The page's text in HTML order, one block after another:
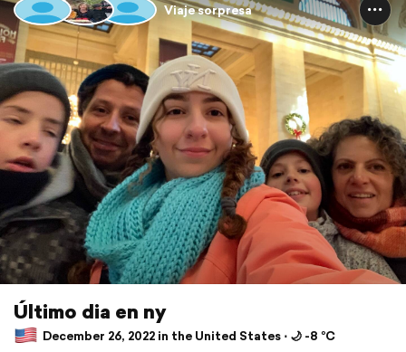
Viaje sorpresa
Último dia en ny
December 26, 2022 in the United States ⋅ 🌙 -8 °C